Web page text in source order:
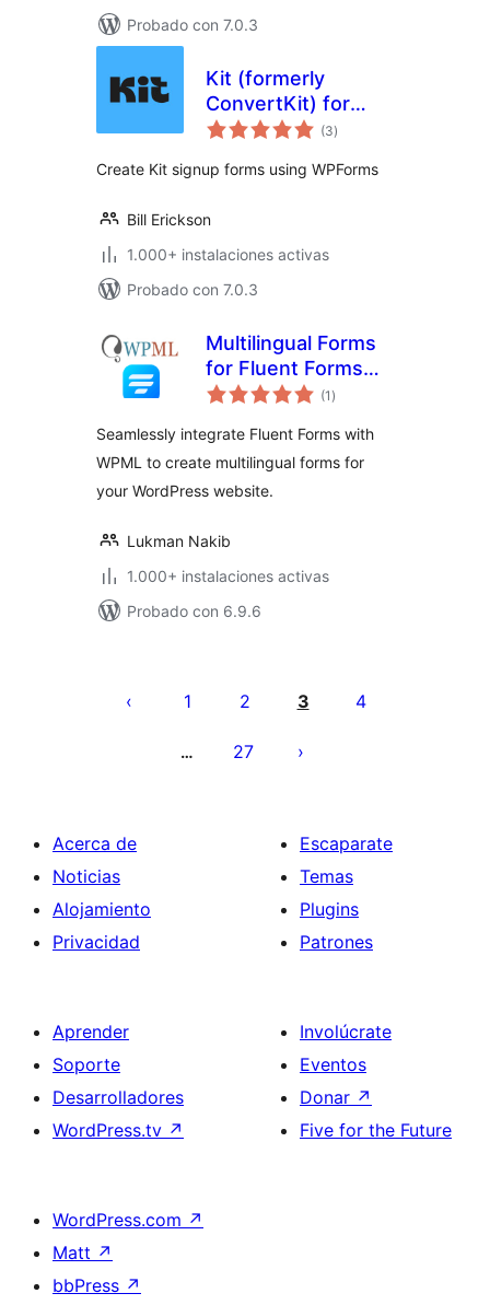
Probado con 7.0.3
Kit (formerly
ConvertKit) for
WPForms
(3valoraciones
en
)
Create Kit signup forms using WPForms
Bill Erickson
1.000+ instalaciones activas
Probado con 7.0.3
Multilingual Forms
for Fluent Forms
with WPML (1 valoraciones
en
)
Seamlessly integrate Fluent Forms with
WPML to create multilingual forms for
your WordPress website.
Lukman Nakib
1.000+ instalaciones activas
Probado con 6.9.6
1 2 3 4
… 27
Acerca de
Noticias
Alojamiento
Privacidad
Escaparate
Temas
Plugins
Patrones
Aprender
Soporte
Desarrolladores
WordPress.tv ↗
Involúcrate
Eventos
Donar ↗
Five for the Future
WordPress.com ↗
Matt ↗
bbPress ↗